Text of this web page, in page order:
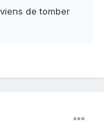
de tomber